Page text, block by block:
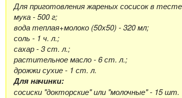
Для приготовления жареных сосисок в
мука - 500 г;
вода теплая+молоко (50х50) - 320 мл;
соль - 1 ч. л.;
сахар - 3 ст. л.;
растительное масло - 6 ст. л.;
дрожжи сухие - 1 ст. л.
Для начинки:
сосиски "докторские" или "молочные" - 15 шт.